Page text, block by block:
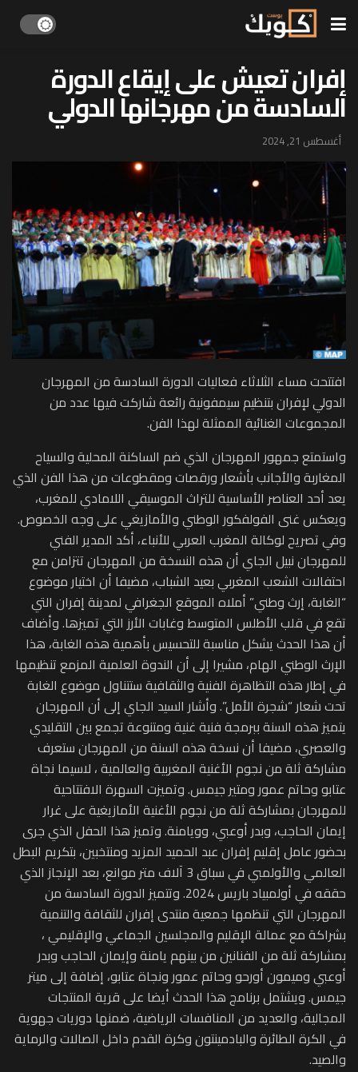
إفران تعيش على إيقاع الدورة
السادسة من مهرجانها الدولي
أغسطس 21, 2024
افتتحت مساء الثلاثاء فعاليات الدورة السادسة من المهرجان
الدولي لإفران بتنظيم سيمفونية رائعة شاركت فيها عدد من
المجموعات الغنائية الممثلة لهذا الفن.
واستمتع جمهور المهرجان الذي ضم الساكنة المحلية والسياح
المغاربة والأجانب بأشعار ورقصات ومقطوعات من هذا الفن الذي
يعد أحد العناصر الأساسية للتراث الموسيقي اللامادي للمغرب،
ويعكس غنى الفولفكور الوطني والأمازيغي على وجه الخصوص.
وفي تصريح لوكالة المغرب العربي للأنباء، أكد المدير الفني
للمهرجان نبيل الجاي أن هذه النسخة من المهرجان تتزامن مع
احتفالات الشعب المغربي بعيد الشباب، مضيفا أن اختيار موضوع
“الغابة، إرث وطني” أملاه الموقع الجغرافي لمدينة إفران التي
تقع في قلب الأطلس المتوسط وغابات الأرز التي تميزها. وأضاف
أن هذا الحدث يشكل مناسبة للتحسيس بأهمية هذه الغابة، هذا
الإرث الوطني الهام، مشيرا إلى أن الندوة العلمية المزمع تنظيمها
في إطار هذه التظاهرة الفنية والثقافية ستتناول موضوع الغابة
تحت شعار “شجرة الأمل”. وأشار السيد الجاي إلى أن المهرجان
يتميز هذه السنة ببرمجة فنية غنية ومتنوعة تجمع بين التقليدي
والعصري، مضيفا أن نسخة هذه السنة من المهرجان ستعرف
مشاركة ثلة من نجوم الأغنية المغربية والعالمية ، لاسيما نجاة
عتابو وحاتم عمور ومتير جيمس. وتميزت السهرة الافتتاحية
للمهرجان بمشاركة ثلة من نجوم الأغنية الأمازيغية على غرار
إيمان الحاجب، وبدر أوعبي، وويامنة. وتميز هذا الحفل الذي جرى
بحضور عامل إقليم إفران عبد الحميد المزيد ومنتخبين، بتكريم البطل
العالمي والأولمبي في سباق 3 آلاف متر موانع، بعد الإنجاز الذي
حققه في أولمبياد باريس 2024. وتتميز الدورة السادسة من
المهرجان التي تنظمها جمعية منتدى إفران للثقافة والتنمية
بشراكة مع عمالة الإقليم والمجلسين الجماعي والإقليمي ،
بمشاركة ثلة من الفنانين من بينهم يامنة وإيمان الحاجب وبدر
أوعبي وميمون أورحو وحاتم عمور ونجاة عتابو، إضافة إلى ميتر
جيمس. ويشتمل برنامج هذا الحدث أيضا على قرية المنتجات
المجالية، والعديد من المنافسات الرياضية، ضمنها دوريات جهوية
في الكرة الطائرة والبادمينتون وكرة القدم داخل الصالات والرماية
والصيد.